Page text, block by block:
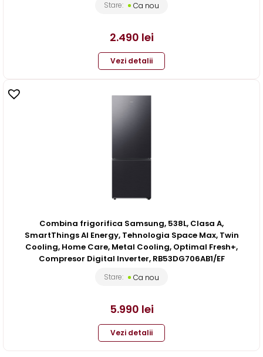
Stare: Ca nou
2.490 lei
Vezi detalii
Combina frigorifica Samsung, 538L, Clasa A,
SmartThings AI Energy, Tehnologia Space Max, Twin
Cooling, Home Care, Metal Cooling, Optimal Fresh+,
Compresor Digital Inverter, RB53DG706AB1/EF
Stare: Ca nou
5.990 lei
Vezi detalii